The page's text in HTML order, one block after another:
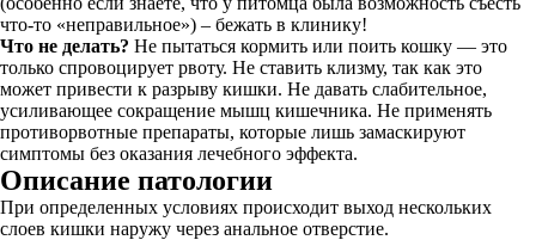
что-то «неправильное») – бежать в клинику!
Что не делать? Не пытаться кормить или поить кошку — это
только спровоцирует рвоту. Не ставить клизму, так как это
может привести к разрыву кишки. Не давать слабительное,
усиливающее сокращение мышц кишечника. Не применять
противорвотные препараты, которые лишь замаскируют
симптомы без оказания лечебного эффекта.
Описание патологии
При определенных условиях происходит выход нескольких
слоев кишки наружу через анальное отверстие.